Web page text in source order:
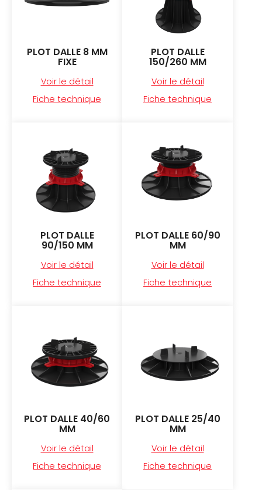
PLOT DALLE 8 MM
FIXE
Voir le détail
Fiche technique
PLOT DALLE
150/260 MM
Voir le détail
Fiche technique
PLOT DALLE
90/150 MM
Voir le détail
Fiche technique
PLOT DALLE 60/90
MM
Voir le détail
Fiche technique
PLOT DALLE 40/60
MM
Voir le détail
Fiche technique
PLOT DALLE 25/40
MM
Voir le détail
Fiche technique